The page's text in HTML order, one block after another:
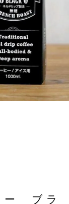
ー ブラ